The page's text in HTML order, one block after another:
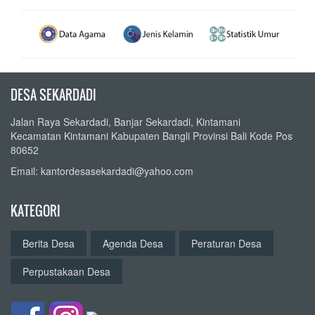
DESA SEKARDADI
Jalan Raya Sekardadi, Banjar Sekardadi, Kintamani
Kecamatan Kintamani Kabupaten Bangli Provinsi Bali Kode Pos
80652
Email: kantordesasekardadi@yahoo.com
KATEGORI
Berita Desa Agenda Desa
Peraturan Desa
Perpustakaan Desa